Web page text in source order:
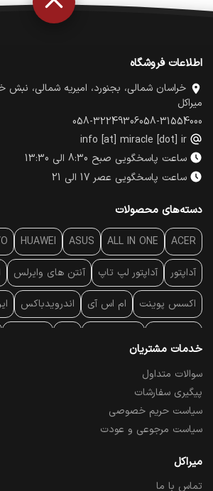
اطلاعات فروشگاه
خراسان شمالی، بجنورد، امیریه شمالی، نبش
میراکل
058-31554000
058-32249306
info [at] miracle [dot] ir
ساعت پاسخگویی صبح 8:30 الی 13:30
ساعت پاسخگویی عصر 17 الی 21
دسته‌های محصولات
ACER
ALL IN ONE
ASUS
HUAWEI
آداپتور آداپتور لپ تاپ آنتن‌ های وایرلس
اکسس پوینت ام اس آی اندرویدباکس
پایه سقفی
پرده نمایش
تبلت و موبایل تجهیزات پسیو شبکه
تلویزیون
خدمات مشتریان
سوالات متداول
پیگیری سفارشات
سیاست حریم خصوصی
سیاست مرجوعی و عودت
میراکل
تماس با ما